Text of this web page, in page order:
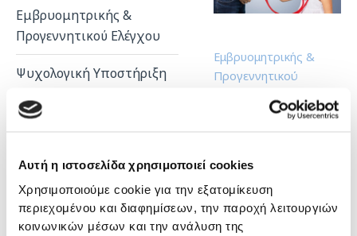
Αυτή η ιστοσελίδα χρησιμοποιεί cookies
Χρησιμοποιούμε cookie για την εξατομίκευση
περιεχομένου και διαφημίσεων, την παροχή λειτουργιών
κοινωνικών μέσων και την ανάλυση της
Εμβρυομητρικής &
Προγεννητικού Ελέγχου
Ψυχολογική Υποστήριξη
Μητρικός Θηλασμός
Οδηγίες για τον τοκετό
Εμβρυομητρικής &
Προγεννητικού